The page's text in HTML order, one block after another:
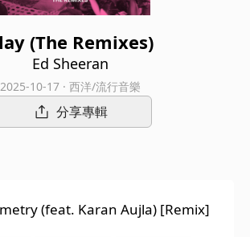
(The Remixes)
Ed Sheeran
2025-10-17 · 西洋/流行音樂
分享專輯
(feat. Karan Aujla) [Remix]